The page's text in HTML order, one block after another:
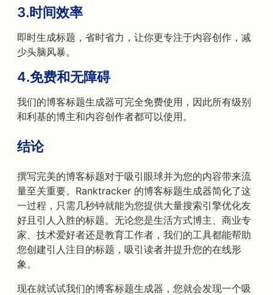
3.时间效率
即时生成标题，省时省力，让你更专注于内容创作，减
少头脑风暴。
4.免费和无障碍
我们的博客标题生成器可完全免费使用，因此所有级别
和利基的博主和内容创作者都可以使用。
结论
撰写完美的博客标题对于吸引眼球并为您的内容带来流
量至关重要。Ranktracker 的博客标题生成器简化了这
一过程，只需几秒钟就能为您提供大量搜索引擎优化友
好且引人入胜的标题。无论您是生活方式博主、商业专
家、技术爱好者还是教育工作者，我们的工具都能帮助
您创建引人注目的标题，吸引读者并提升您的在线形
象。
现在就试试我们的博客标题生成器，您就会发现一个吸